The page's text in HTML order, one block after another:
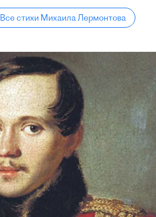
Все стихи Михаила Лермонтова